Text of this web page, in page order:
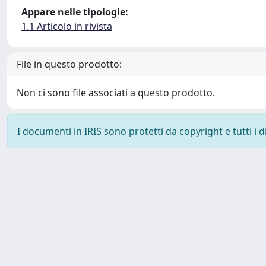
Appare nelle tipologie:
1.1 Articolo in rivista
File in questo prodotto:
Non ci sono file associati a questo prodotto.
I documenti in IRIS sono protetti da copyright e tutti i